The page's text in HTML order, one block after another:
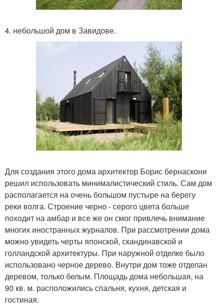
4. небольшой дом в Завидове.
Для создания этого дома архитектор Борис бернаскони
решил использовать минималистический стиль. Сам дом
располагается на очень большом пустыре на берегу
реки волга. Строение черно - серого цвета больше
походит на амбар и все же он смог привлечь внимание
многих иностранных журналов. При рассмотрении дома
можно увидеть черты японской, скандинавской и
голландской архитектуры. При наружной отделке было
использовано черное дерево. Внутри дом тоже отделан
деревом, только белым. Площадь дома небольшая, на
90 кв. м. расположились спальня, кухня, детская и
гостиная.